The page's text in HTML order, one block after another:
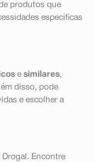
produtos que
específicas
e similares,
disso, pode
e escolher a
Encontre